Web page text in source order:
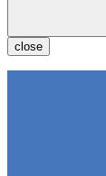
close